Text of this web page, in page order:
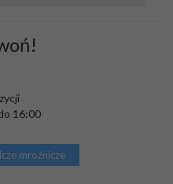
16:00
mroźnicze